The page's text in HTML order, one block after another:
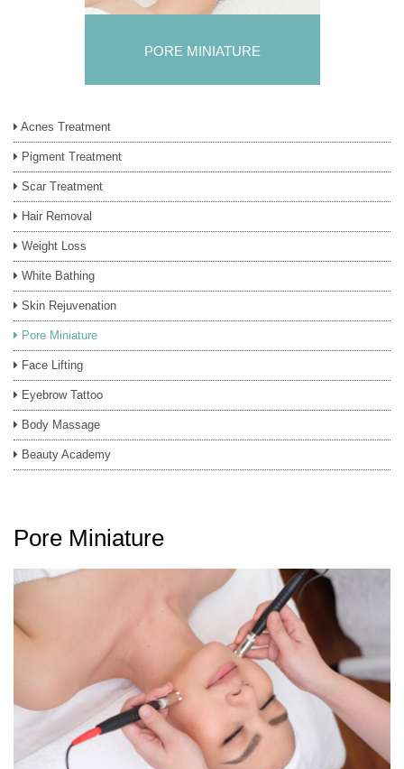
PORE MINIATURE
Acnes Treatment
Pigment Treatment
Scar Treatment
Hair Removal
Weight Loss
White Bathing
Skin Rejuvenation
Pore Miniature
Face Lifting
Eyebrow Tattoo
Body Massage
Beauty Academy
Pore Miniature